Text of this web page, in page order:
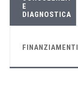
E
DIAGNOSTICA
FINANZIAMENTI